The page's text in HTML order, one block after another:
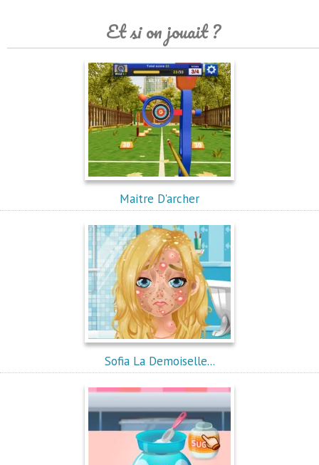
Et si on jouait ?
Maitre D'archer
Sofia La Demoiselle...